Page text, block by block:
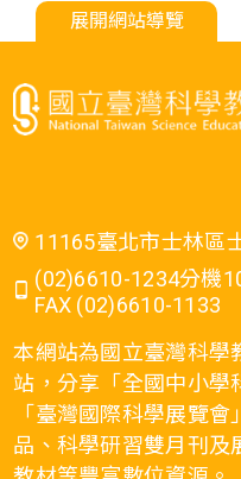
展開網站導覽
11165臺北市士林區
(02)6610-1234分機
FAX (02)6610-1133
本網站為國立臺灣科學
站，分享「全國中小學
「臺灣國際科學展覽
品、科學研習雙月刊及